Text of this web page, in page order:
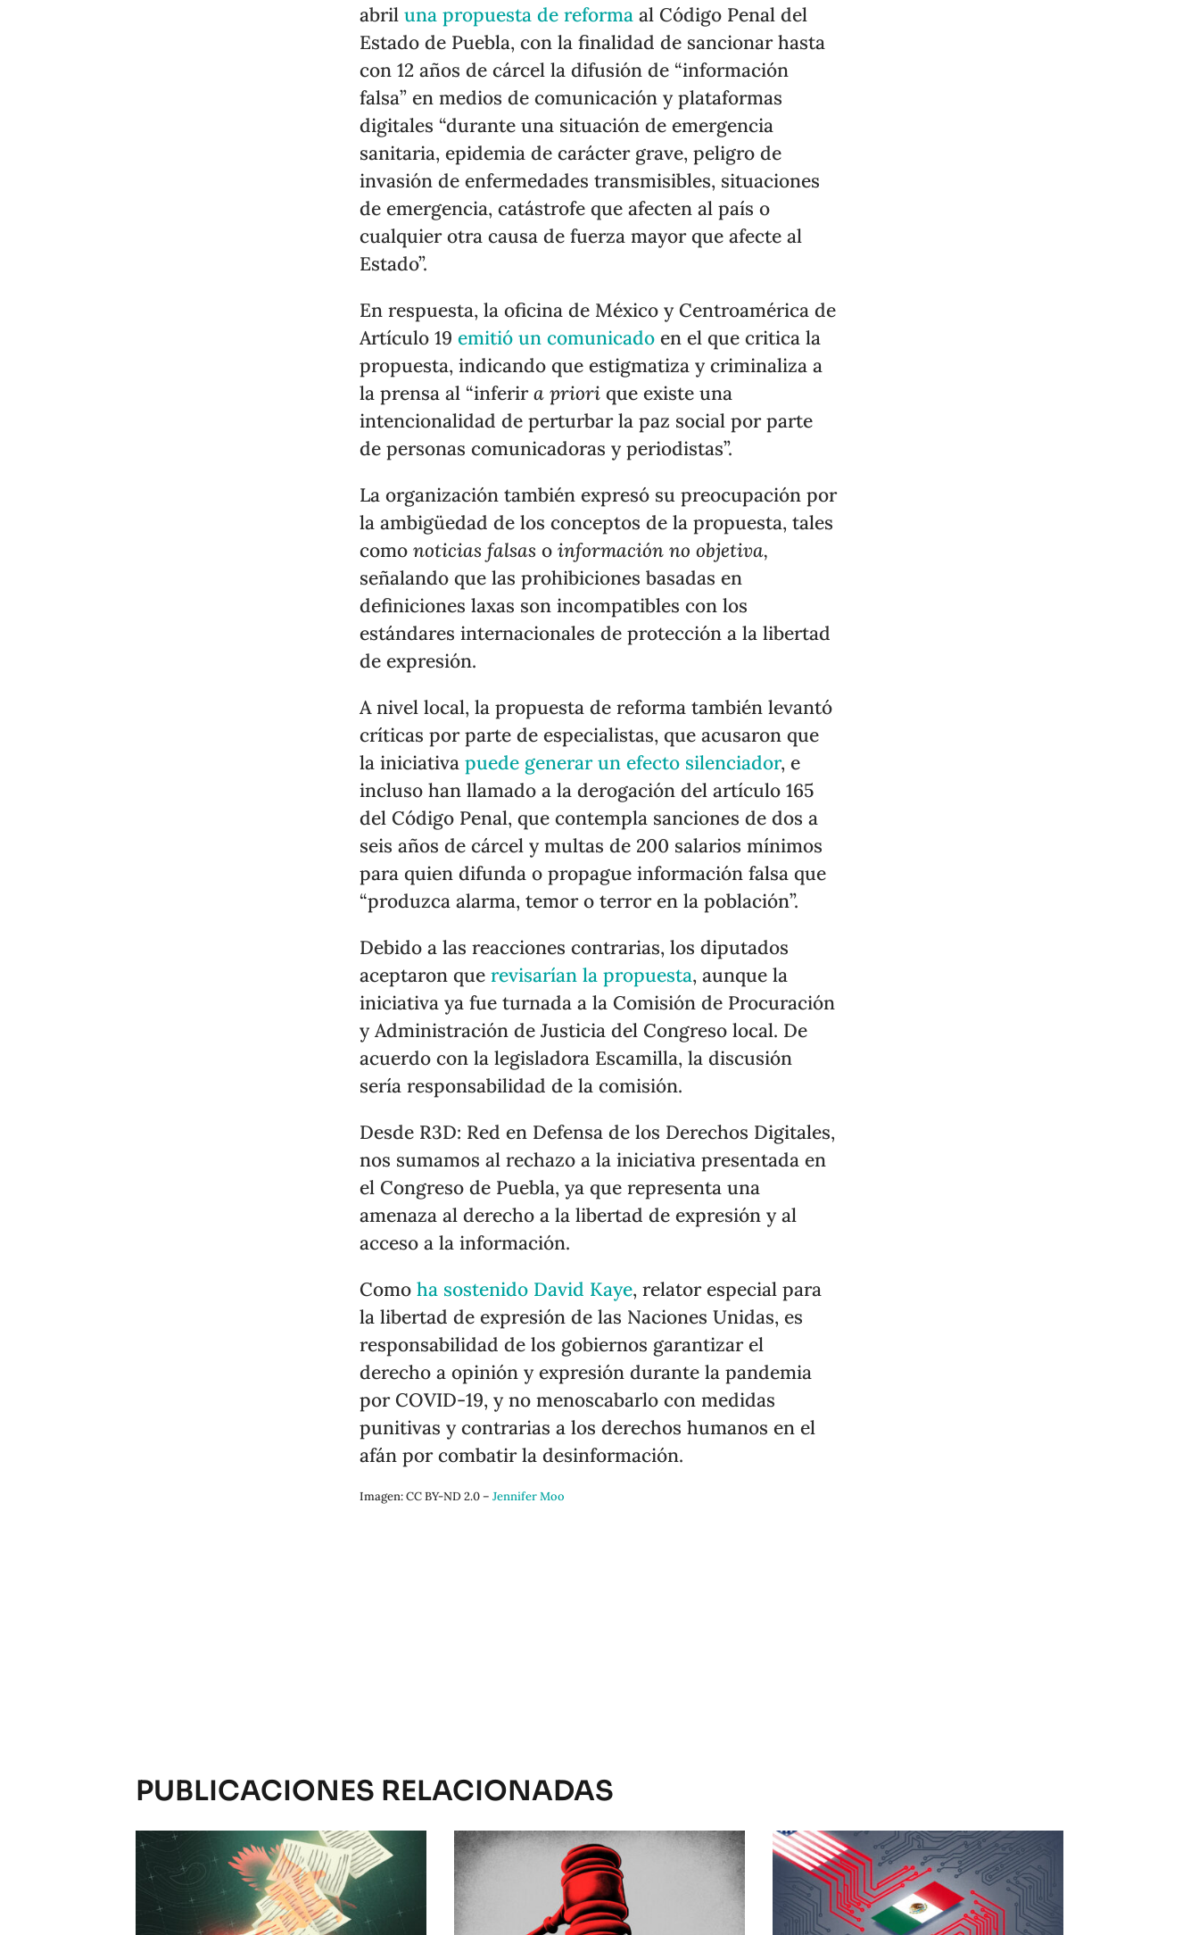
abriluna propuesta de reforma al Código Penal del
Estado de Puebla, con la finalidad de sancionar hasta
con 12 años de cárcel la difusión de “información
falsa” en medios de comunicación y plataformas
digitales “durante una situación de emergencia
sanitaria, epidemia de carácter grave, peligro de
invasión de enfermedades transmisibles, situaciones
de emergencia, catástrofe que afecten al país o
cualquier otra causa de fuerza mayor que afecte al
Estado”.
En respuesta, la oficina de México y Centroamérica de
Artículo 19emitió un comunicado en el que critica la
propuesta, indicando que estigmatiza y criminaliza a
la prensa al “inferira priori que existe una
intencionalidad de perturbar la paz social por parte
de personas comunicadoras y periodistas”.
La organización también expresó su preocupación por
la ambigüedad de los conceptos de la propuesta, tales
comonoticias falsaso información no objetiva,
señalando que las prohibiciones basadas en
definiciones laxas son incompatibles con los
estándares internacionales de protección a la libertad
de expresión.
A nivel local, la propuesta de reforma también levantó
críticas por parte de especialistas, que acusaron que
la iniciativapuede generar un efecto silenciador, e
incluso han llamado a la derogación del artículo 165
del Código Penal, que contempla sanciones de dos a
seis años de cárcel y multas de 200 salarios mínimos
para quien difunda o propague información falsa que
“produzca alarma, temor o terror en la población”.
Debido a las reacciones contrarias, los diputados
aceptaron querevisarían la propuesta, aunque la
iniciativa ya fue turnada a la Comisión de Procuración
y Administración de Justicia del Congreso local. De
acuerdo con la legisladora Escamilla, la discusión
sería responsabilidad de la comisión.
Desde R3D: Red en Defensa de los Derechos Digitales,
nos sumamos al rechazo a la iniciativa presentada en
el Congreso de Puebla, ya que representa una
amenaza al derecho a la libertad de expresión y al
acceso a la información.
Comoha sostenido David Kaye, relator especial para
la libertad de expresión de las Naciones Unidas, es
responsabilidad de los gobiernos garantizar el
derecho a opinión y expresión durante la pandemia
por COVID-19, y no menoscabarlo con medidas
punitivas y contrarias a los derechos humanos en el
afán por combatir la desinformación.
Imagen: CC BY-ND 2.0 –Jennifer Moo
PUBLICACIONES RELACIONADAS